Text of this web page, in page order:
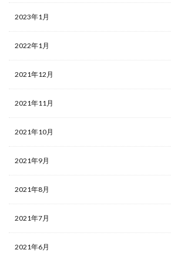
2023年1月
2022年1月
2021年12月
2021年11月
2021年10月
2021年9月
2021年8月
2021年7月
2021年6月